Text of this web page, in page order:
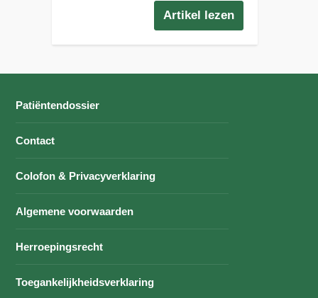
Artikel lezen
Patiëntendossier
Contact
Colofon & Privacyverklaring
Algemene voorwaarden
Herroepingsrecht
Toegankelijkheidsverklaring